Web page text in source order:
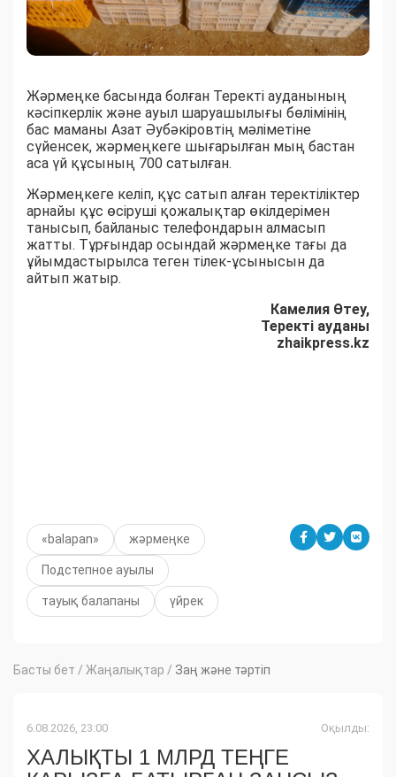
Жәрмеңке басында болған Теректі ауданының
кәсіпкерлік және ауыл шаруашылығы бөлімінің
бас маманы Азат Әубәкіровтің мәліметіне
сүйенсек, жәрмеңкеге шығарылған мың бастан
аса үй құсының 700 сатылған.
Жәрмеңкеге келіп, құс сатып алған теректіліктер
арнайы құс өсіруші қожалықтар өкілдерімен
танысып, байланыс телефондарын алмасып
жатты. Тұрғындар осындай жәрмеңке тағы да
ұйымдастырылса теген тілек-ұсынысын да
айтып жатыр.
Камелия Өтеу,
Теректі ауданы
zhaikpress.kz
«balapan» жәрмеңке
Подстепное ауылы
тауық балапаны үйрек
Басты бет / Жаңалықтар / Заң және тәртіп
6.08.2026, 23:00 Оқылды:
ХАЛЫҚТЫ 1 МЛРД ТЕҢГЕ